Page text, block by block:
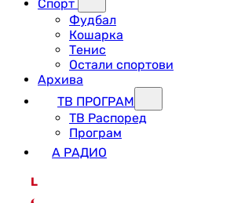
Спорт
Фудбал
Кошарка
Тенис
Остали спортови
Архива
ТВ ПРОГРАМ
ТВ Распоред
Програм
А РАДИО
L